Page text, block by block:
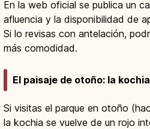
En la web oficial se publica un
afluencia y la disponibilidad de
Si lo revisas con antelación,
más comodidad.
El paisaje de otoño: la
Si visitas el parque en otoño
la kochia se vuelve de un rojo